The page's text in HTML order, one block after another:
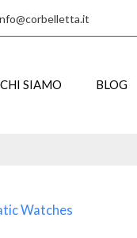
CHI SIAMO BLOG
Watches